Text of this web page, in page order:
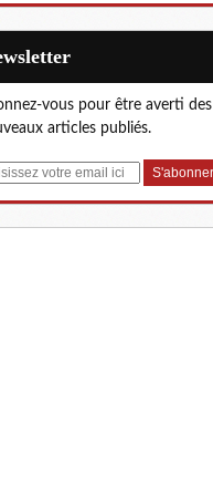
vous pour être averti des
articles publiés.